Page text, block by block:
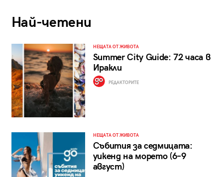
Най-четени
НЕЩАТА ОТ ЖИВОТА
Summer City Guide: 72 часа в
Иракли
РЕДАКТОРИТЕ
НЕЩАТА ОТ ЖИВОТА
Събития за седмицата:
уикенд на морето (6–9
август)